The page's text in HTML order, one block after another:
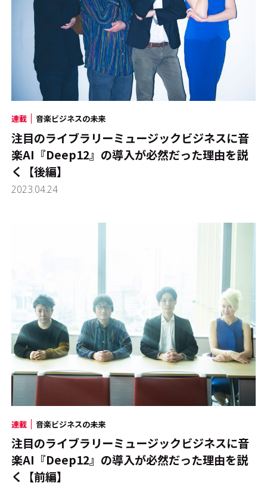
連載 音楽ビジネスの未来
注目のライブラリーミュージックビジネスに音
楽AI『Deep12』の導入が必然だった理由を説
く【後編】
2023.04.24
連載 音楽ビジネスの未来
注目のライブラリーミュージックビジネスに音
楽AI『Deep12』の導入が必然だった理由を説
く【前編】